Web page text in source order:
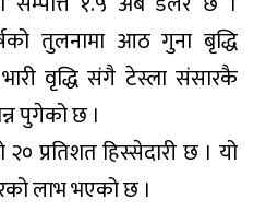
तुलनामा आठ गुना बृद्धि
वृद्धि संगै टेस्ला संसारकै
पुगेको छ ।
२० प्रतिशत हिस्सेदारी छ । यो
लाभ भएको छ ।